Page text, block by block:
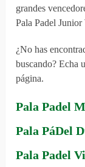
grandes
Pala Padel
¿No has
buscando? Echa
página.
Pala Padel
Pala PáDel
Pala Padel